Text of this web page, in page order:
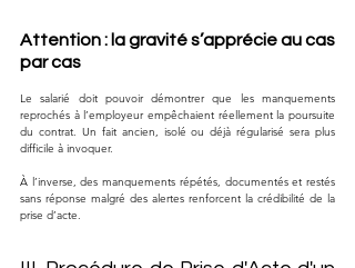
Attention : la gravité s’apprécie au cas
par cas
Le salarié doit pouvoir démontrer que les manquements
reprochés à l’employeur empêchaient réellement la poursuite
du contrat. Un fait ancien, isolé ou déjà régularisé sera plus
difficile à invoquer.
À l’inverse, des manquements répétés, documentés et restés
sans réponse malgré des alertes renforcent la crédibilité de la
prise d’acte.